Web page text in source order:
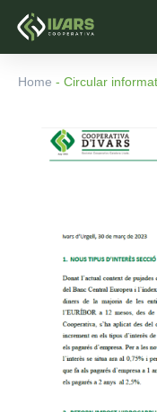
Home - Circular